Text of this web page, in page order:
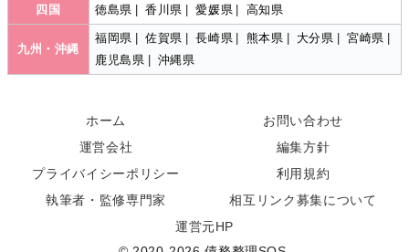
四国 徳島県 香川県 愛媛県 高知県
九州・沖縄
福岡県 佐賀県 長崎県 熊本県 大分県 宮崎県
鹿児島県
沖縄県
ホーム
お問い合わせ
運営会社
編集方針
プライバイシーポリシー
利用規約
執筆者・監修専門家
相互リンク募集について
運営元HP